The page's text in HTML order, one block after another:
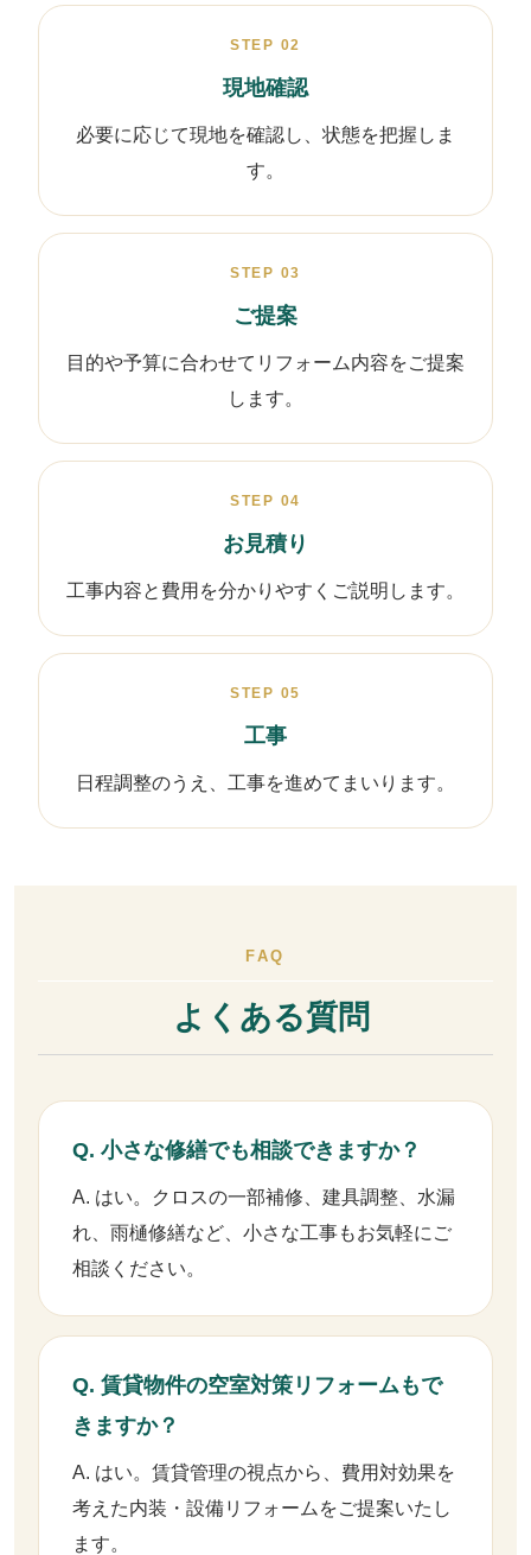
STEP 02
現地確認
必要に応じて現地を確認し、状態を把握しま
す。
STEP 03
ご提案
目的や予算に合わせてリフォーム内容をご提案
します。
STEP 04
お見積り
工事内容と費用を分かりやすくご説明します。
STEP 05
工事
日程調整のうえ、工事を進めてまいります。
FAQ
よくある質問
Q. 小さな修繕でも相談できますか？
A. はい。クロスの一部補修、建具調整、水漏
れ、雨樋修繕など、小さな工事もお気軽にご
相談ください。
Q. 賃貸物件の空室対策リフォームもで
きますか？
A. はい。賃貸管理の視点から、費用対効果を
考えた内装・設備リフォームをご提案いたし
ます。